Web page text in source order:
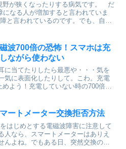
野が狭くなったりする病気です。 だ
なる人が増加すると言われていま
と言われているのです。でも、自分
波700倍の恐怖！スマホは充
ながら使わない
に当てたりしたら最悪や・・・気を
気に表面化したりして。こわ。充電
よう！充電していない時の700倍も
ートメーター交換拒否方法
はじめとする電磁波障害に注意して
人なら、スマートメーターはありえ
んよね。でもある日、突然交換の案